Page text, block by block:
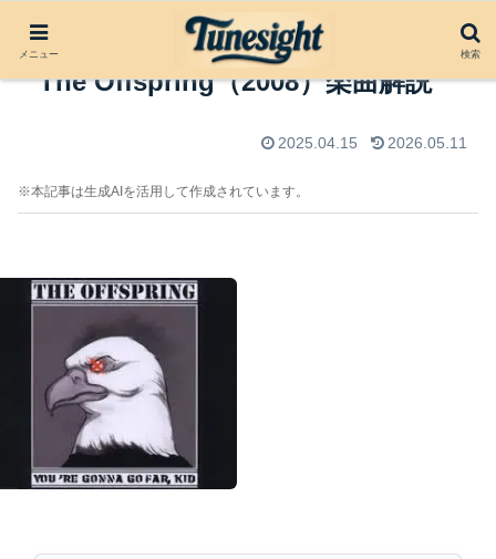
You’re Gonna Go Far, Kid by
The Offspring（2008）楽曲解説
2025.04.15 2026.05.11
※本記事は生成AIを活用して作成されています。
メニュー 検索